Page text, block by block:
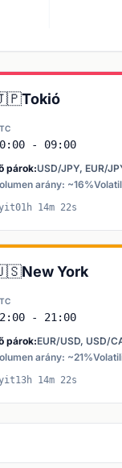
Tokió
- 09:00
párok:USD/JPY, EUR/
arány: ~16%
14m 22s
New York
- 21:00
párok:EUR/USD, USD/
arány: ~21%
14m 22s